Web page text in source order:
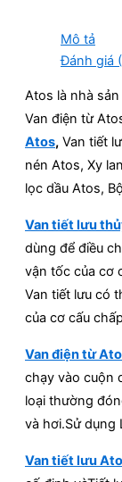
Mô tả
Đánh giá
Atos là nhà
Van điện từ
Atos, Van tiết
nén Atos, Xy
lọc dầu Atos,
Van tiết lưu
dùng để điều
vận tốc của cơ
Van tiết lưu có
của cơ cấu
Van điện từ
chạy vào cuộn
loại thường
và hơi.Sử dụng
Van tiết lưu